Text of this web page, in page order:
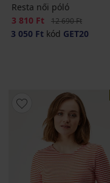
Resta női póló
Kedvezmény
3 810 Ft Eredeti ár
12 690 Ft
3 050 Ft kód GET20